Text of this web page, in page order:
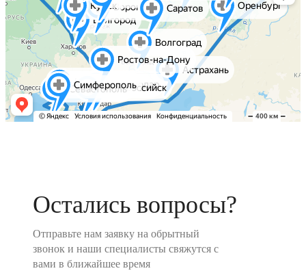
Остались вопросы?
Отправьте нам заявку на обрытный
звонок и наши специалисты свяжутся с
вами в ближайшее время